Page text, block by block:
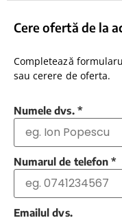
Cere ofertă de la
Completează
sau cerere de oferta.
Numele dvs. *
Numarul de telefon *
Emailul dvs.